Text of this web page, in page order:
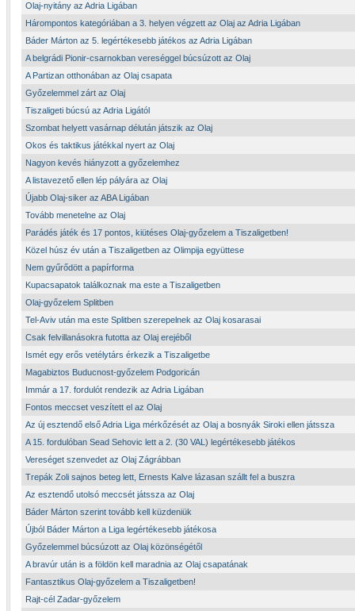
Olaj-nyitány az Adria Ligában
Hárompontos kategóriában a 3. helyen végzett az Olaj az Adria Ligában
Báder Márton az 5. legértékesebb játékos az Adria Ligában
A belgrádi Pionir-csarnokban vereséggel búcsúzott az Olaj
A Partizan otthonában az Olaj csapata
Győzelemmel zárt az Olaj
Tiszaligeti búcsú az Adria Ligától
Szombat helyett vasárnap délután játszik az Olaj
Okos és taktikus játékkal nyert az Olaj
Nagyon kevés hiányzott a győzelemhez
A listavezető ellen lép pályára az Olaj
Újabb Olaj-siker az ABA Ligában
Tovább menetelne az Olaj
Parádés játék és 17 pontos, kiütéses Olaj-győzelem a Tiszaligetben!
Közel húsz év után a Tiszaligetben az Olimpija együttese
Nem gyűrődött a papírforma
Kupacsapatok találkoznak ma este a Tiszaligetben
Olaj-győzelem Splitben
Tel-Aviv után ma este Splitben szerepelnek az Olaj kosarasai
Csak felvillanásokra futotta az Olaj erejéből
Ismét egy erős vetélytárs érkezik a Tiszaligetbe
Magabiztos Buducnost-győzelem Podgoricán
Immár a 17. fordulót rendezik az Adria Ligában
Fontos meccset veszített el az Olaj
Az új esztendő első Adria Liga mérkőzését az Olaj a bosnyák Siroki ellen játssza
A 15. fordulóban Sead Sehovic lett a 2. (30 VAL) legértékesebb játékos
Vereséget szenvedet az Olaj Zágrábban
Trepák Zoli sajnos beteg lett, Ernests Kalve lázasan szállt fel a buszra
Az esztendő utolsó meccsét játssza az Olaj
Báder Márton szerint tovább kell küzdeniük
Újból Báder Márton a Liga legértékesebb játékosa
Győzelemmel búcsúzott az Olaj közönségétől
A bravúr után is a földön kell maradnia az Olaj csapatának
Fantasztikus Olaj-győzelem a Tiszaligetben!
Rajt-cél Zadar-győzelem